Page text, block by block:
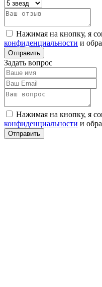
Нажимая на кнопку, я
конфиденциальности и
Задать вопрос
Нажимая на кнопку, я
конфиденциальности и